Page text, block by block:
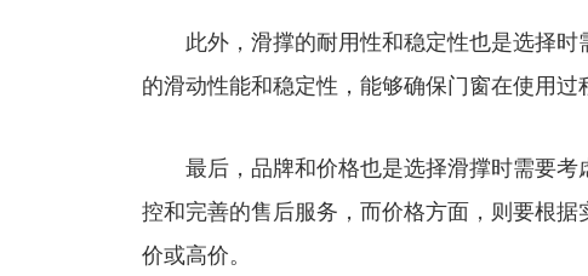
此外，滑撑的耐用性和稳定性也是选择时
的滑动性能和稳定性，能够确保门窗在使用过
最后，品牌和价格也是选择滑撑时需要考
控和完善的售后服务，而价格方面，则要根
价或高价。